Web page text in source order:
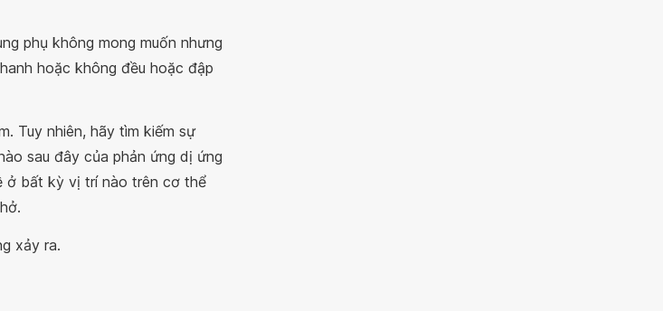
phụ không mong muốn nhưng
hoặc không đều hoặc đập
Tuy nhiên, hãy tìm kiếm sự
sau đây của phản ứng dị ứng
ở bất kỳ vị trí nào trên cơ thể
xảy ra.